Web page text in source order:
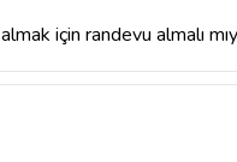
için randevu almalı
randevu almanız